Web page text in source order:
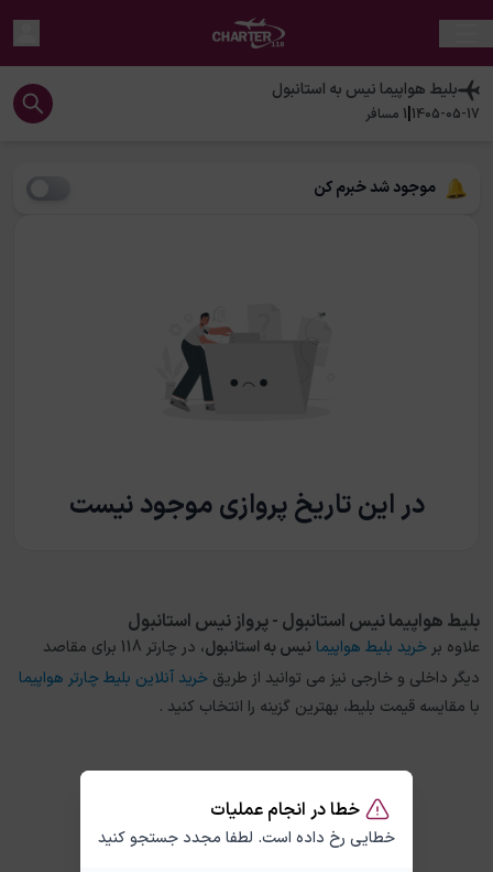
خطا در انجام عملیات
خطایی رخ داده است. لطفا مجدد جستجو کنید
بلیط هواپیمانیس به استانبول
1405-05-17
|
1 مسافر
موجود شد خبرم کن
در این تاریخ پروازی موجود نیست
بلیط هواپیما نیس استانبول - پرواز نیس استانبول
علاوه بر خرید بلیط هواپیما نیسبهاستانبول
، در چارتر 118 برای مقاصد
دیگر داخلی و خارجی نیز می توانید از طریق خرید آنلاین بلیط چارتر هواپیما
با مقایسه قیمت بلیط، بهترین گزینه را انتخاب کنید .